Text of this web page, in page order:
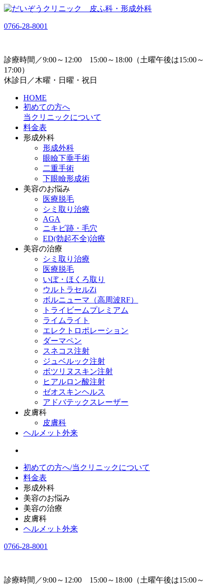
0766-28-8001
診療時間／9:00～12:00 15:00～18:00（土曜午後は15:00～
17:00）
休診日／木曜・日曜・祝日
HOME
初めての方へ
当クリニックについて
料金表
形成外科
形成外科
眼瞼下垂手術
二重手術
下眼瞼形成術
美容のお悩み
医療脱毛
シミ取り治療
AGA
ニキビ跡・毛穴
ED(勃起不全)治療
美容の治療
シミ取り治療
医療脱毛
いぼ・ほくろ取り
ウルトラセルZi
ボルニューマ（高周波RF）
トライビームプレミアム
ライムライト
エレクトロポレーション
ダーマペン
スネコス注射
ジュベルック注射
ボツリヌスキン注射
ヒアルロン酸注射
ゼオスキンヘルス
アドバテックスレーザー
皮膚科
皮膚科
ヘルメット外来
初めての方へ/当クリニックについて
料金表
形成外科
美容のお悩み
美容の治療
皮膚科
ヘルメット外来
0766-28-8001
診療時間／9:00～12:00 15:00～18:00（土曜午後は15:00～